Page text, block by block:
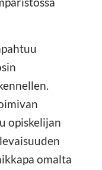
opiskelijan
omalta